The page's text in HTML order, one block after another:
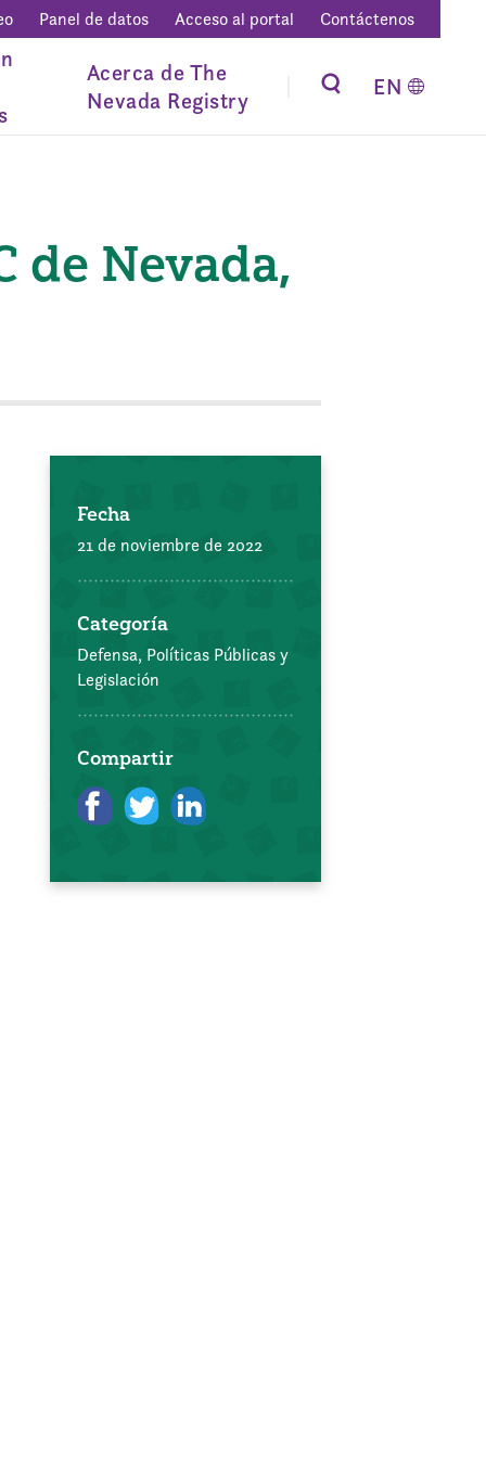
Panel de datos Acceso al portal Contáctenos
Acerca de The
Nevada Registry
EN
de Nevada,
Fecha
21 de noviembre de 2022
Categoría
Defensa, Políticas Públicas y
Legislación
Compartir